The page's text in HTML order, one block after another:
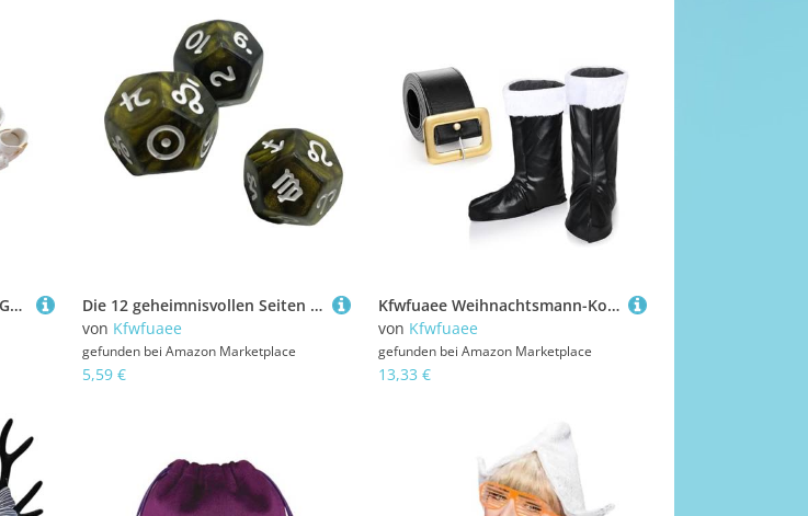
Puppenkleidung mit Bowtie Generation, 17 cm
Die 12 geheimnisvollen Seiten von 3lots sind für die Führung des Schicksalserzählens und spirituellen Praktiken konzipiert
von Kfwfuaee
gefunden bei Amazon Marketplace
5,59 €
Kfwfuaee Weihnachtsmann-Kostüm Weihnachtsoutfit Weihnachtskostüm Zubehör Stiefel C Overs Ledergürtel Weihnachtsmann Stiefel Manschetten
von Kfwfuaee
gefunden bei Amazon Marketplace
13,33 €